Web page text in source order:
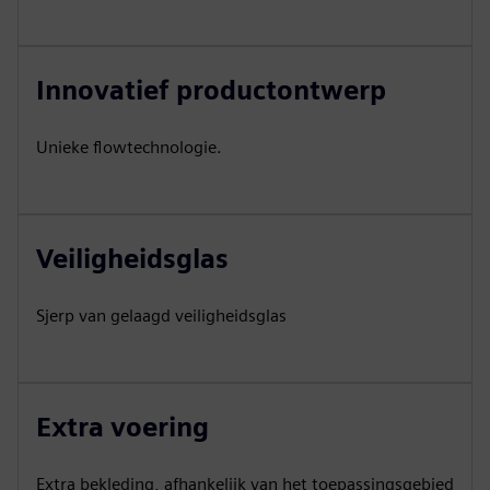
Innovatief productontwerp
Unieke flowtechnologie.
Veiligheidsglas
Sjerp van gelaagd veiligheidsglas
Extra voering
Extra bekleding, afhankelijk van het toepassingsgebied